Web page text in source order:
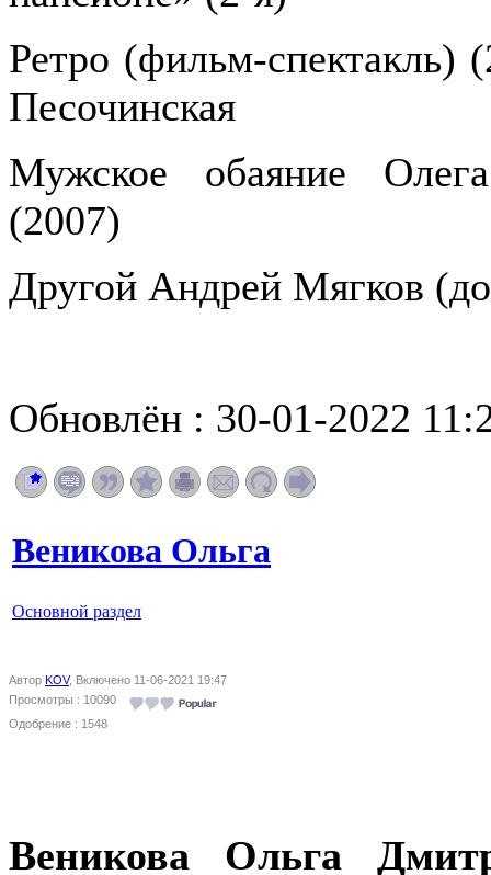
Ретро (фильм-спектакль)
Песочинская
Мужское обаяние
(2007)
Другой Андрей Мягков
Обновлён : 30-01-2022
Веникова Ольга
Основной раздел
Автор KOV, Включено 11-06-2021 19:47
Просмотры : 10090
Одобрение : 1548
Веникова Ольга